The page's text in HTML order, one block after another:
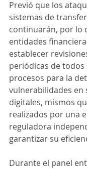
Previó que los
sistemas de
continuarán, por lo
entidades
establecer
periódicas de
procesos para la
vulnerabilidades en
digitales, mismos
realizados por una
reguladora
garantizar su
Durante el panel